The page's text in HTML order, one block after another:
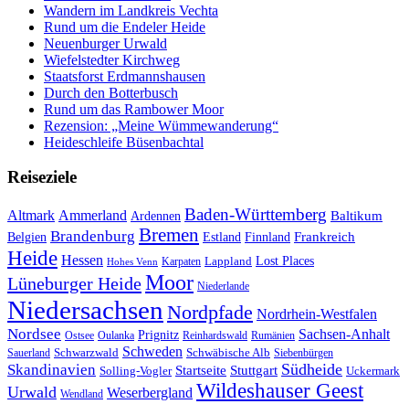
Wandern im Landkreis Vechta
Rund um die Endeler Heide
Neuenburger Urwald
Wiefelstedter Kirchweg
Staatsforst Erdmannshausen
Durch den Botterbusch
Rund um das Rambower Moor
Rezension: „Meine Wümmewanderung“
Heideschleife Büsenbachtal
Reiseziele
Altmark Ammerland Ardennen Baden-Württemberg Baltikum
Belgien Brandenburg Bremen Estland Finnland Frankreich
Heide Hessen Hohes Venn Karpaten Lappland Lost Places
Lüneburger HeideMoor Niederlande
Niedersachsen Nordpfade Nordrhein-Westfalen
Nordsee Ostsee Oulanka Prignitz Reinhardswald Rumänien Sachsen-Anhalt
Sauerland Schwarzwald Schweden Schwäbische Alb Siebenbürgen
Skandinavien Solling-Vogler Startseite Stuttgart Südheide Uckermark
Urwald Wendland Weserbergland Wildeshauser Geest